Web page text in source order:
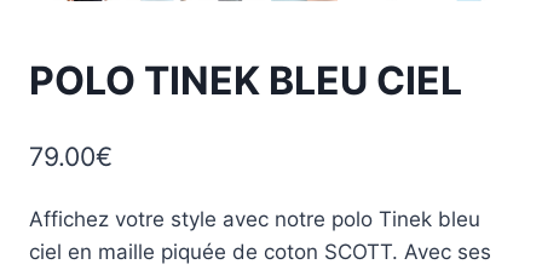
POLO TINEK BLEU CIEL
79.00€
Affichez votre style avec notre polo Tinek bleu
ciel en maille piquée de coton SCOTT. Avec ses